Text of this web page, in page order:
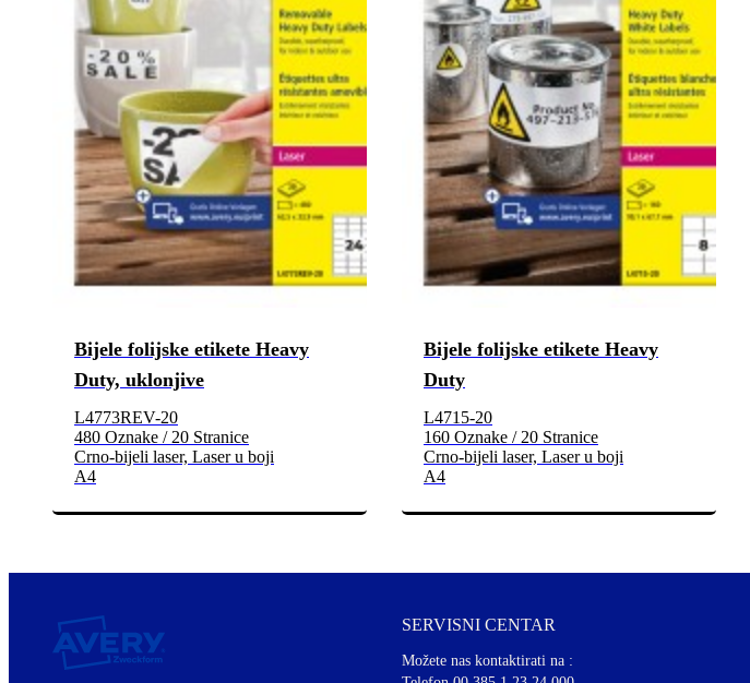
Bijele folijske etikete Heavy
Duty, uklonjive
L4773REV-20
480 Oznake / 20 Stranice
Crno-bijeli laser, Laser u boji
A4
Bijele folijske etikete Heavy
Duty
L4715-20
160 Oznake / 20 Stranice
Crno-bijeli laser, Laser u boji
A4
SERVISNI CENTAR
Možete nas kontaktirati na :